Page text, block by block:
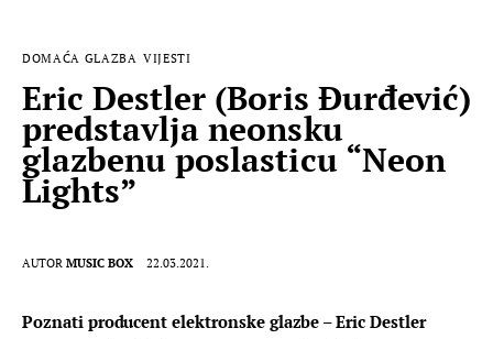
MUSIC BOX
DOMAĆA GLAZBA VIJESTI
Eric Destler (Boris Đurđević)
predstavlja neonsku
glazbenu poslasticu “Neon
Lights”
AUTOR MUSIC BOX 22.03.2021.
Poznati producent elektronske glazbe – Eric Destler